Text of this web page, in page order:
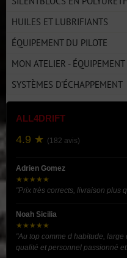
HUILES ET LUBRIFIANTS
ÉQUIPEMENT DU PILOTE
MON ATELIER -
SYSTÈMES D'ÉCHAPPEMENT
ALL4DRIFT
4.9 ★ (182 avis)
Adrien Gomez
★★★★★
"Prix très corrects, livraison plus
Noah Sicilia
★★★★★
"Au top comme d habitude,
qualité et personnel passionné